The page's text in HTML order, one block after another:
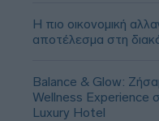
Η πιο οικονομική
αποτέλεσμα στη
Balance & Glow:
Wellness Experience
Luxury Hotel